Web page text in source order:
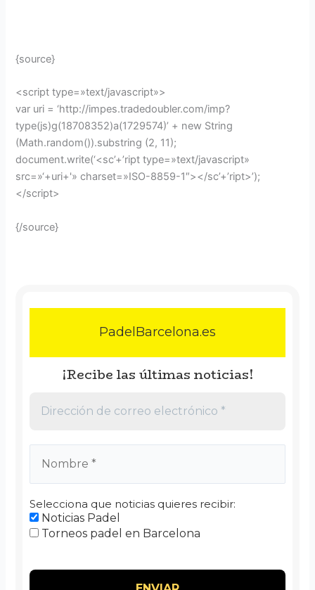
{source}
<script type=»text/javascript»>
var uri = ‘http://impes.tradedoubler.com/imp?
type(js)g(18708352)a(1729574)’ + new String
(Math.random()).substring (2, 11);
document.write(‘<sc’+’ript type=»text/javascript»
src=»‘+uri+'» charset=»ISO-8859-1″></sc’+’ript>’);
</script>
{/source}
PadelBarcelona.es
¡Recibe las últimas noticias!
Selecciona que noticias quieres recibir:
Noticias Padel
Torneos padel en Barcelona